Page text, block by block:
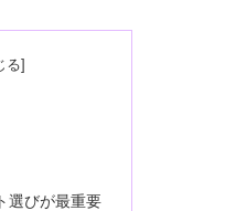
選びが最重要